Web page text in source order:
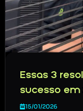
Essas 3
sucesso em
15/01/2026